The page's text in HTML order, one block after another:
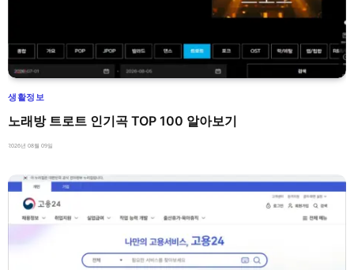
생활정보
노래방 트로트 인기곡 TOP 100 알아보기
2026년 08월 09일